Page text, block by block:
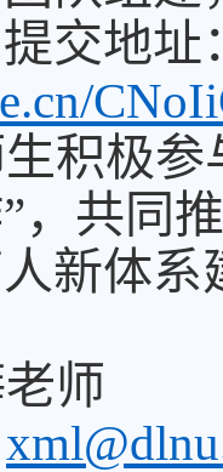
交地址
积极
，共同
新体
师